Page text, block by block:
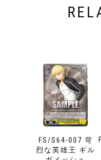
FS/S64-007 苛
烈な英雄王 ギル